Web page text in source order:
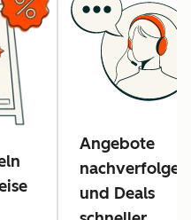
Angebote
nachverfolgen
und Deals